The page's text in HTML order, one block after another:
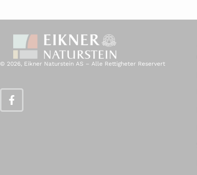
© 2026, Eikner Naturstein AS – Alle Rettigheter Reservert